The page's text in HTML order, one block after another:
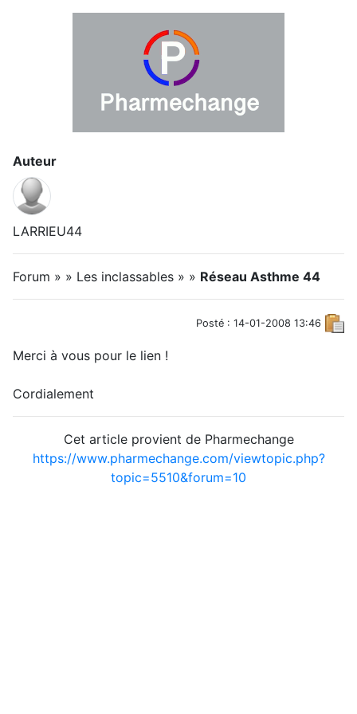
Auteur
LARRIEU44
Forum » » Les inclassables » » Réseau Asthme 44
Posté : 14-01-2008 13:46
Merci à vous pour le lien !
Cordialement
Cet article provient de Pharmechange
https://www.pharmechange.com/viewtopic.php?
topic=5510&forum=10